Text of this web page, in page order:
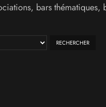
bars
RECHERCHER